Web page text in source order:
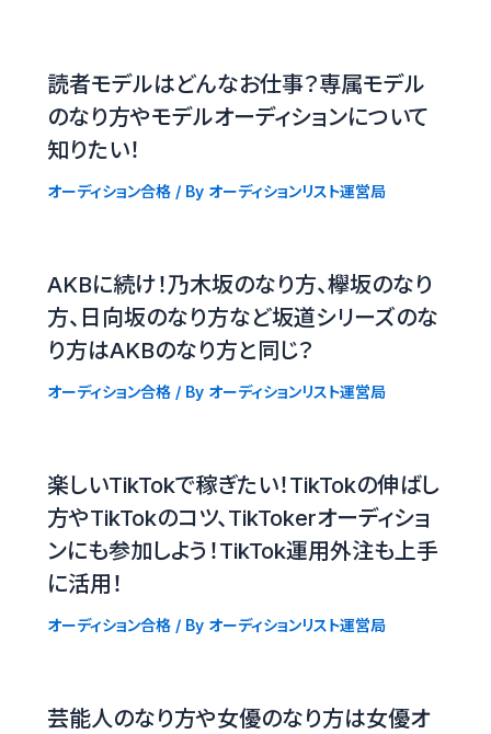
読者モデルはどんなお仕事？専属モデル
のなり方やモデルオーディションについて
知りたい！
オーディション合格/ By オーディションリスト運営局
AKBに続け！乃木坂のなり方、欅坂のなり
方、日向坂のなり方など坂道シリーズのな
り方はAKBのなり方と同じ？
オーディション合格/ By オーディションリスト運営局
楽しいTikTokで稼ぎたい！TikTokの伸ばし
方やTikTokのコツ、TikTokerオーディショ
ンにも参加しよう！TikTok運用外注も上手
に活用！
オーディション合格/ By オーディションリスト運営局
芸能人のなり方や女優のなり方は女優オ